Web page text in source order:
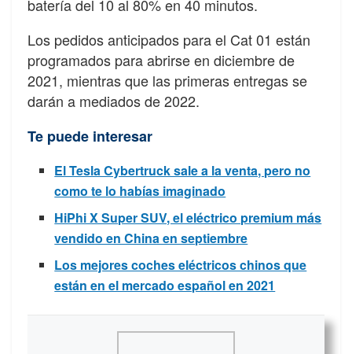
batería del 10 al 80% en 40 minutos.
Los pedidos anticipados para el Cat 01 están
programados para abrirse en diciembre de
2021, mientras que las primeras entregas se
darán a mediados de 2022.
Te puede interesar
El Tesla Cybertruck sale a la venta, pero no
como te lo habías imaginado
HiPhi X Super SUV, el eléctrico premium más
vendido en China en septiembre
Los mejores coches eléctricos chinos que
están en el mercado español en 2021